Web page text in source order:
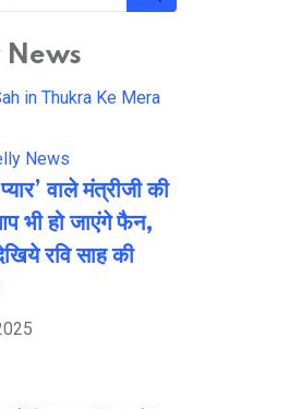
News
News
वाले मंत्रीजी की
भी हो जाएंगे फैन,
रवि साह की